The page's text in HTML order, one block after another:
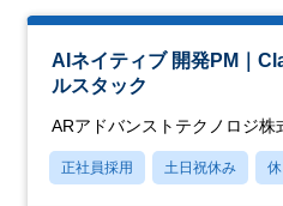
AIネイティブ 開発PM｜
ルスタック
ARアドバンストテクノロジ株
正社員採用 土日祝休み